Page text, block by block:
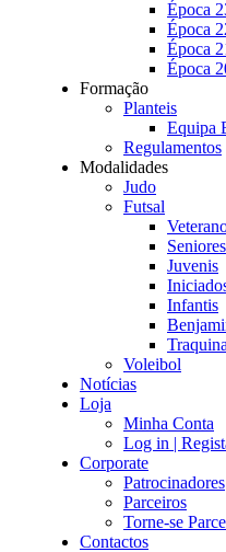
Época
Época
Época
Época
Formação
Planteis
Equipa
Regulamentos
Modalidades
Judo
Futsal
Seniores
Juvenis
Infantis
Voleibol
Notícias
Loja
Minha Conta
Log in |
Corporate
Patrocinadores
Parceiros
Torne-se
Contactos